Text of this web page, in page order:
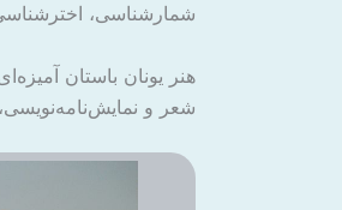
شمارشناسی،
هنر یونان باستان
شعر و نمایش‌نامه‌نویسی،